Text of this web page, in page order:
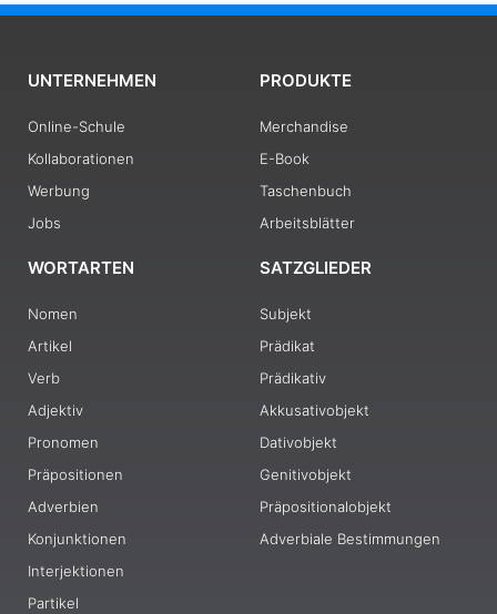
UNTERNEHMEN
Online-Schule
Kollaborationen
Werbung
Jobs
PRODUKTE
Merchandise
E-Book
Taschenbuch
Arbeitsblätter
WORTARTEN
Nomen
Artikel
Verb
Adjektiv
Pronomen
Präpositionen
Adverbien
Konjunktionen
Interjektionen
Partikel
SATZGLIEDER
Subjekt
Prädikat
Prädikativ
Akkusativobjekt
Dativobjekt
Genitivobjekt
Präpositionalobjekt
Adverbiale Bestimmungen